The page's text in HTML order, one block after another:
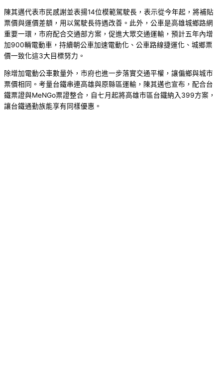
陳其邁代表市民感謝並表揚14位模範駕駛長，表示從今年起，將補貼
票價與運價差額，用以駕駛長待遇改善。此外，公車是高雄城鄉路網
重要一環，市府配合交通部方案，促進大眾交通運輸，預計五年內增
加900輛電動車，持續朝公車加速電動化、公車路線捷運化、城鄉票
價一致化這3大目標努力。
除增加電動公車數量外，市府也進一步落實交通平權，讓偏鄉與城市
票價相同。考量台鐵串連高雄與原縣區運輸，陳其邁也宣布，配合台
鐵票證與MeNGo票證整合，自七月起將高雄市區台鐵納入399方案，
讓台鐵通勤族能享有同樣優惠。